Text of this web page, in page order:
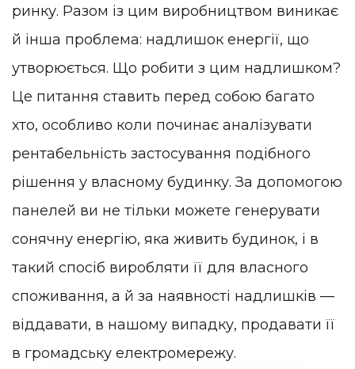
ринку. Разом із цим виробництвом виникає
й інша проблема: надлишок енергії, що
утворюється. Що робити з цим надлишком?
Це питання ставить перед собою багато
хто, особливо коли починає аналізувати
рентабельність застосування подібного
рішення у власному будинку. За допомогою
панелей ви не тільки можете генерувати
сонячну енергію, яка живить будинок, і в
такий спосіб виробляти її для власного
споживання, а й за наявності надлишків —
віддавати, в нашому випадку, продавати її
в громадську електромережу.